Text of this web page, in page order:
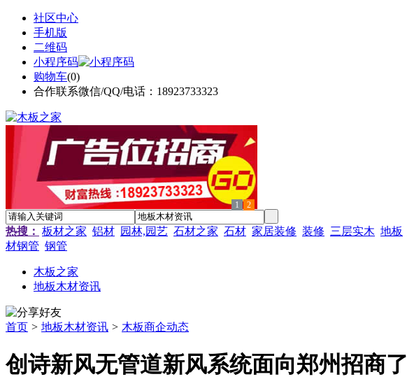
社区中心
手机版
二维码
小程序码
购物车(0)
合作联系微信/QQ/电话：18923733323
1 2
热搜： 板材之家 铝材 园林,园艺 石材之家 石材 家居装修 装修 三层实木 地板
材钢管 钢管
木板之家
地板木材资讯
首页 > 地板木材资讯 > 木板商企动态
创诗新风无管道新风系统面向郑州招商了